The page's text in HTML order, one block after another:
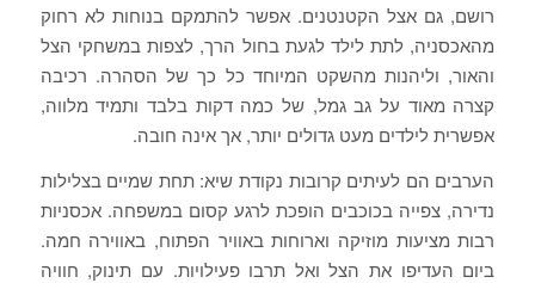
רושם, גם אצל הקטנטנים. אפשר להתמקם בנוחות לא רחוק
מהאכסניה, לתת לילד לגעת בחול הרך, לצפות במשחקי הצל
והאור, וליהנות מהשקט המיוחד כל כך של הסהרה. רכיבה
קצרה מאוד על גב גמל, של כמה דקות בלבד ותמיד מלווה,
אפשרית לילדים מעט גדולים יותר, אך אינה חובה.
הערבים הם לעיתים קרובות נקודת שיא: תחת שמיים בצלילות
נדירה, צפייה בכוכבים הופכת לרגע קסום במשפחה. אכסניות
רבות מציעות מוזיקה וארוחות באוויר הפתוח, באווירה חמה.
ביום העדיפו את הצל ואל תרבו פעילויות. עם תינוק, חוויה